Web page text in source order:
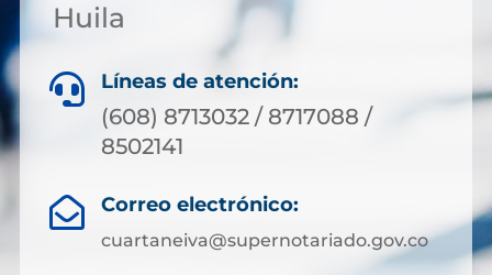
Huila
 Líneas de atención:
(608) 8713032 / 8717088 /
8502141
 Correo electrónico:
cuartaneiva@supernotariado.gov.co